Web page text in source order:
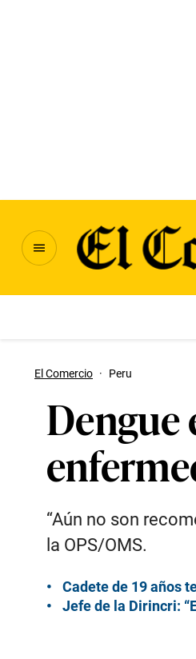
El Comercio · Peru
Dengue
“Aún no son
la OPS/OMS.
Cadete de 19 años
Jefe de la Dirincri: